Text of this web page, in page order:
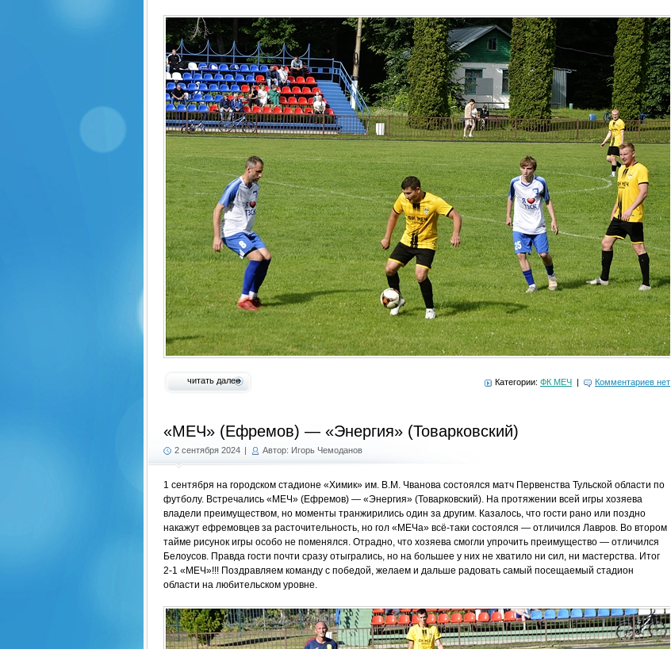
читать далее Категории: ФК МЕЧ | Комментариев нет
«МЕЧ» (Ефремов) — «Энергия» (Товарковский)
2 сентября 2024 | Автор: Игорь Чемоданов
1 сентября на городском стадионе «Химик» им. В.М. Чванова состоялся матч Первенства Тульской области по
футболу. Встречались «МЕЧ» (Ефремов) — «Энергия» (Товарковский). На протяжении всей игры хозяева
владели преимуществом, но моменты транжирились один за другим. Казалось, что гости рано или поздно
накажут ефремовцев за расточительность, но гол «МЕЧа» всё-таки состоялся — отличился Лавров. Во втором
тайме рисунок игры особо не поменялся. Отрадно, что хозяева смогли упрочить преимущество — отличился
Белоусов. Правда гости почти сразу отыгрались, но на большее у них не хватило ни сил, ни мастерства. Итог
2-1 «МЕЧ»!!! Поздравляем команду с победой, желаем и дальше радовать самый посещаемый стадион
области на любительском уровне.